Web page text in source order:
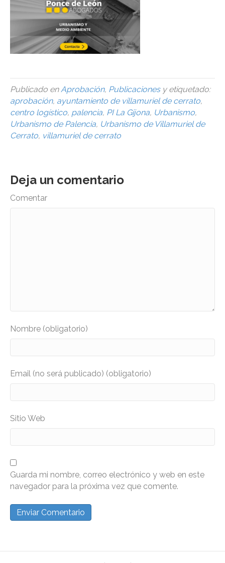
Publicado enAprobación, Publicacionesy etiquetado:
aprobación, ayuntamiento de villamuriel de cerrato,
centro logístico, palencia, PI La Gijona, Urbanismo,
Urbanismo de Palencia, Urbanismo de Villamuriel de
Cerrato, villamuriel de cerrato
Deja un comentario
Comentar
Nombre (obligatorio)
Email (no será publicado) (obligatorio)
Sitio Web
Guarda mi nombre, correo electrónico y web en este
navegador para la próxima vez que comente.